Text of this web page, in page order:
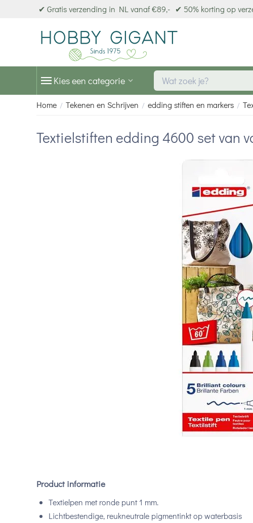
✔ Gratis verzending in NL vanaf €89,- ✔ 50% korting op
Kies een categorie
Home / Tekenen en Schrijven / edding stiften en markers /
Textielstiften edding 4600 set van
Product informatie
Textielpen met ronde punt 1 mm.
Lichtbestendige, reukneutrale pigmentinkt op waterbasis